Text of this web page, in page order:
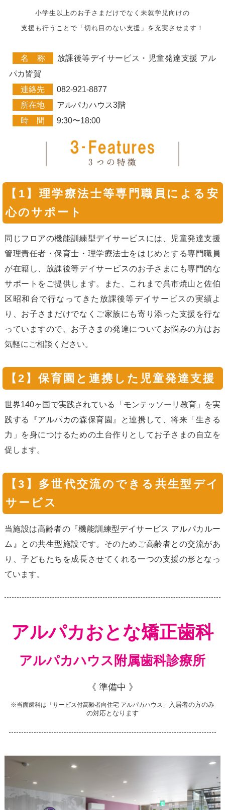
小学生以上のお子さまだけでなく未就学児向けの
支援も行うことで「切れ目のない支援」を充実させます！
名 称
放課後等デイサービス・児童発達支援 アル
パカ皆賀
連絡先
082-921-8877
所在地
アルパカハウス3階
時 間
9:30〜18:00
【1】理学療法士等専門職員による安
心のサポート
同じフロアの機能訓練型デイサービスには、児童発達支援
管理責任者・保育士・理学療法士をはじめとする専門職員
が在籍し、放課後等デイサービスのお子さまにも専門的な
サポートをご提供します。また、これまで呉市焼山と佐伯
区昭和台で行なってきた放課後等デイサービスの実績よ
り、お子さまだけでなくご家族にも寄り添った支援を行な
っていますので、お子さまの発達についてお悩みの方はお
気軽にご相談ください。
【2】保育園と連携した児童発達支援
世界140ヶ国で実践されている「モンテッソーリ教育」を実
践する『アルパカの森保育園』と連携して、将来「生きる
力」を身につけるための土台作りとしてお子さまの自立を
促します。
【3】多世代交流のできる共生型デイ
サービス
当施設は高齢者の『機能訓練型デイサービス アルパカルー
ム』との共生型施設です。そのためご高齢者との交流があ
り、子どもたちを成長させてくれる一つの支援の形となっ
ています。
アルパカおとな矯正歯科
アルパカハウス附属歯科診療所
《 準備中 》
※当面歯科は「サービス付高齢者向住宅 アルパカハウス」
入居者の方のみ
の対応となります